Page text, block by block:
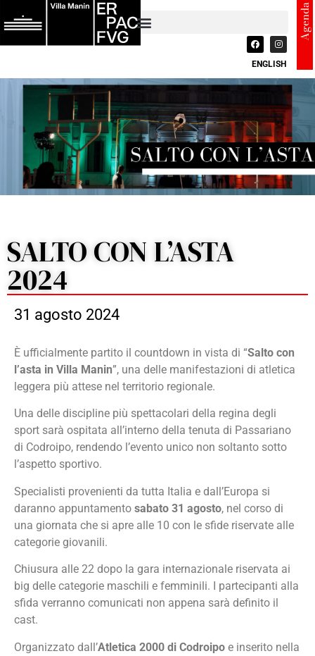
ENGLISH
Agenda
SALTO CON L’ASTA
2024
31 agosto 2024
È ufficialmente partito il countdown in vista di “Salto con
l’asta in Villa Manin”, una delle manifestazioni di atletica
leggera più attese nel territorio regionale.
Una delle discipline più spettacolari della regina degli
sport sarà ospitata all’interno della tenuta di Passariano
di Codroipo, rendendo l’evento unico non soltanto sotto
l’aspetto sportivo.
Specialisti provenienti da tutta Italia e dall’Europa si
daranno appuntamento sabato 31 agosto, nel corso di
una giornata che si apre alle 10 con le sfide riservate alle
categorie giovanili.
Chiusura alle 22 dopo la gara internazionale riservata ai
big delle categorie maschili e femminili. I partecipanti alla
sfida verranno comunicati non appena sarà definito il
cast.
Organizzato dall’Atletica 2000 di Codroipo e inserito nella